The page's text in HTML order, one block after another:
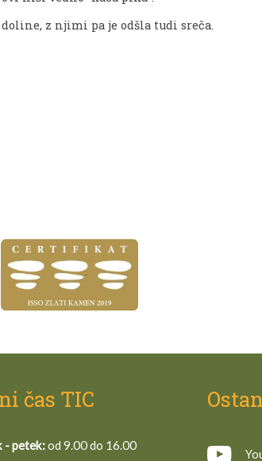
z njimi pa je odšla tudi sreča.
čas TIC
- petek:od 9.00 do 16.00